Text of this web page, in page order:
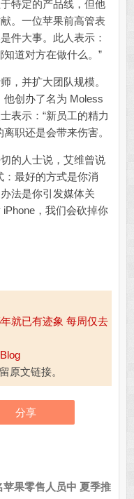
特定的产品线，但他
。一位苹果前高管表
件大事。此人表示：
道对方在做什么。”
并扩大团队规模。
他创办了名为 Moless
表示：“新员工的精力
职还是会带来伤害。
的人士说，艾维曾说
：最好的方式是你消
法是你引发媒体关
，我们会砍掉你
就已有迹象 每周仅去
原文链接。
分享
果零售人员中 夏季推